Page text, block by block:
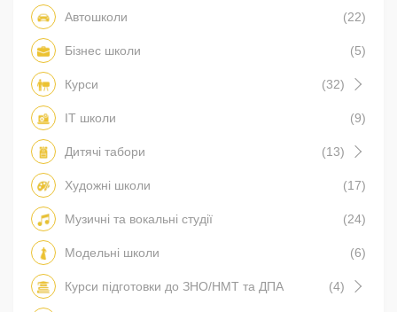
Автошколи (22)
Бізнес школи (5)
Курси (32)
IT школи (9)
Дитячі табори (13)
Художні школи (17)
Музичні та вокальні студії (24)
Модельні школи (6)
Курси підготовки до ЗНО/НМТ та ДПА (4)